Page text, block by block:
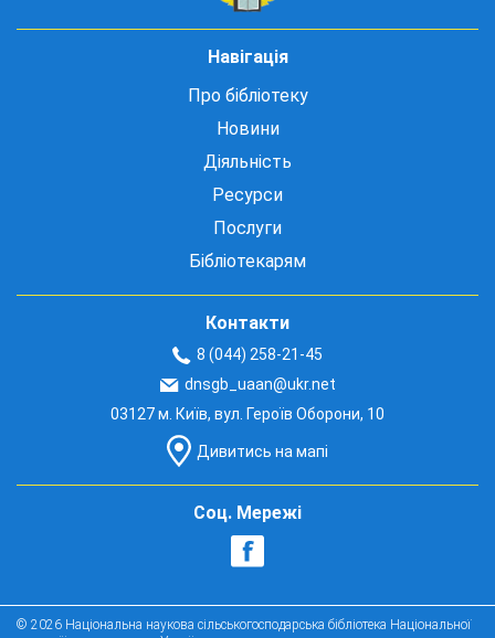
Навігація
Про бібліотеку
Новини
Діяльність
Ресурси
Послуги
Бібліотекарям
Контакти
8 (044) 258-21-45
dnsgb_uaan@ukr.net
03127 м. Київ, вул. Героїв Оборони, 10
Дивитись на мапі
Соц. Мережі
© 2026 Національна наукова сільськогосподарська бібліотека Національної